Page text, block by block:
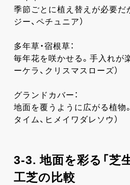
季節ごとに植え替えが必要だが
ジー、ペチュニア）
多年草・宿根草：
毎年花を咲かせる。手入れが楽
ーケラ、クリスマスローズ）
グランドカバー：
地面を覆うように広がる植物
タイム、ヒメイワダレソウ）
3-3. 地面を彩る「芝
工芝の比較